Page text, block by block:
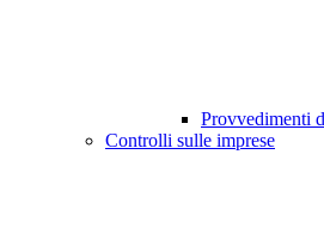
Provvedimenti
Controlli sulle imprese